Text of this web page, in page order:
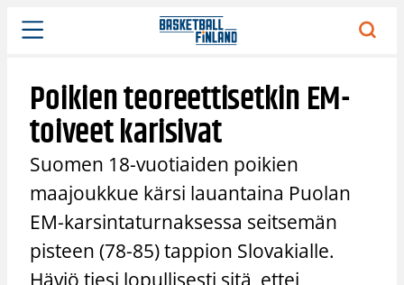
Siirry
sisältöön
Poikien teoreettisetkin EM-
toiveet karisivat
Suomen 18-vuotiaiden poikien
maajoukkue kärsi lauantaina Puolan
EM-karsintaturnaksessa seitsemän
pisteen (78-85) tappion Slovakialle.
Häviö tiesi lopullisesti sitä, ettei